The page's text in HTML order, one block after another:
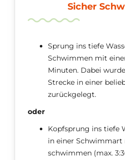
Sicher
Sprung ins tiefe
Schwimmen mit
Minuten. Dabei
Strecke in einer
zurückgelegt.
oder
Kopfsprung ins tiefe
in einer
schwimmen (max.